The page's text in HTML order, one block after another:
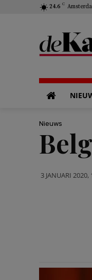
24.6 C
Nieuws
3 JANUARI 2020,